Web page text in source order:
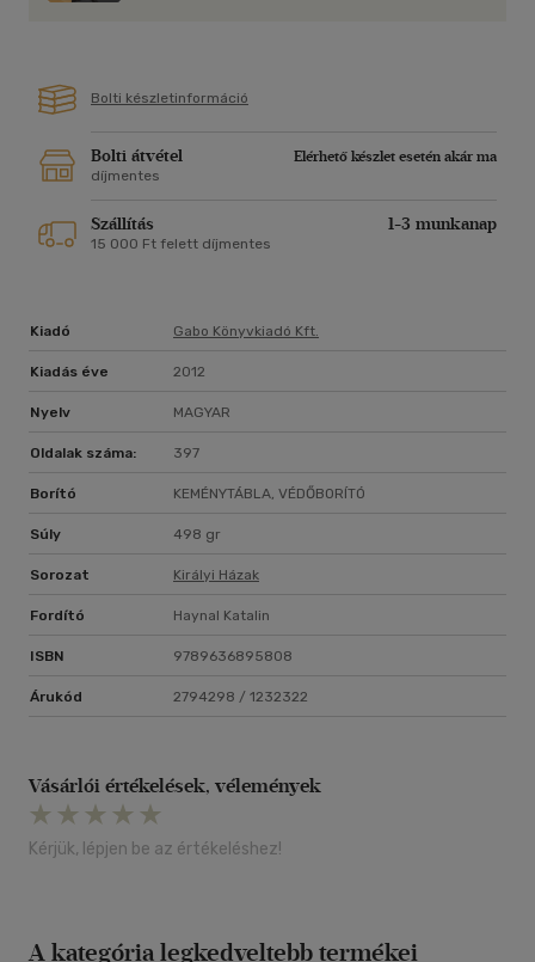
Bolti készletinformáció
Bolti átvétel
Elérhető készlet esetén akár ma
díjmentes
Szállítás 1-3 munkanap
15 000 Ft felett díjmentes
Kiadó Gabo Könyvkiadó Kft.
Kiadás éve 2012
Nyelv MAGYAR
Oldalak száma: 397
Borító KEMÉNYTÁBLA, VÉDŐBORÍTÓ
Súly 498 gr
Sorozat Királyi Házak
Fordító Haynal Katalin
ISBN 9789636895808
Árukód 2794298 / 1232322
Vásárlói értékelések, vélemények
Kérjük, lépjen be az értékeléshez!
A kategória legkedveltebb termékei